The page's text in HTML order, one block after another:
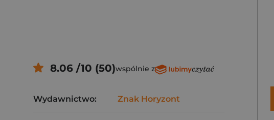
8.06 /10 (50)wspólnie z
Wydawnictwo: Znak Horyzont